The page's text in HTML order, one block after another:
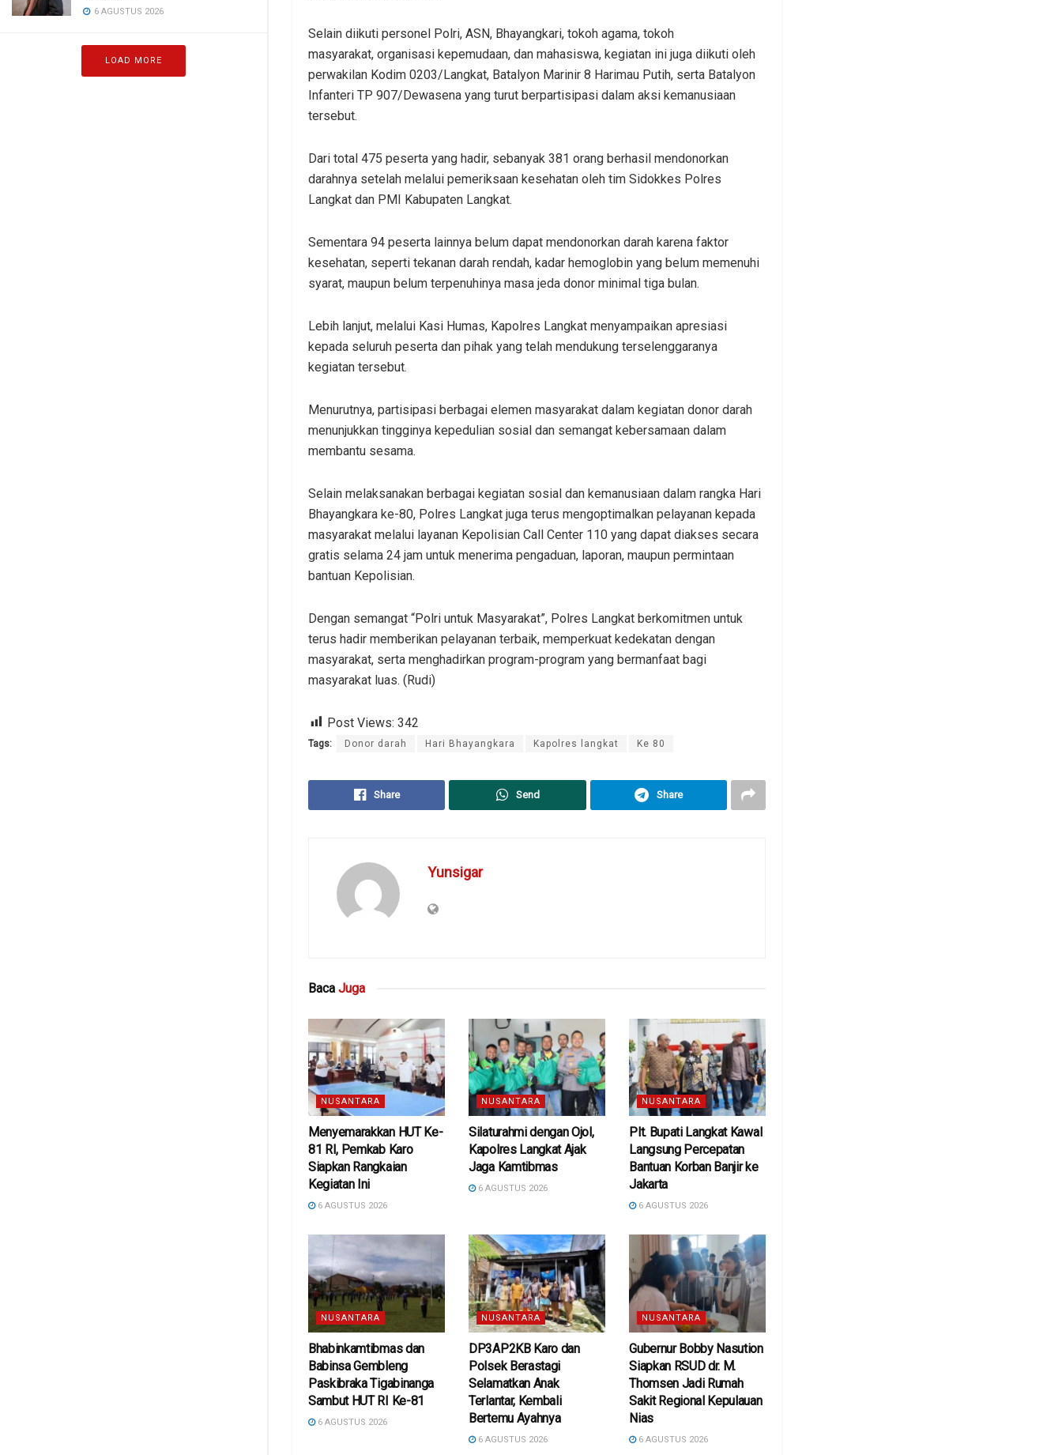
6 AGUSTUS 2026
LOAD MORE
Selain diikuti personel Polri, ASN, Bhayangkari, tokoh agama, tokoh
masyarakat, organisasi kepemudaan, dan mahasiswa, kegiatan ini juga diikuti oleh
perwakilan Kodim 0203/Langkat, Batalyon Marinir 8 Harimau Putih, serta Batalyon
Infanteri TP 907/Dewasena yang turut berpartisipasi dalam aksi kemanusiaan
tersebut.
Dari total 475 peserta yang hadir, sebanyak 381 orang berhasil mendonorkan
darahnya setelah melalui pemeriksaan kesehatan oleh tim Sidokkes Polres
Langkat dan PMI Kabupaten Langkat.
Sementara 94 peserta lainnya belum dapat mendonorkan darah karena faktor
kesehatan, seperti tekanan darah rendah, kadar hemoglobin yang belum memenuhi
syarat, maupun belum terpenuhinya masa jeda donor minimal tiga bulan.
Lebih lanjut, melalui Kasi Humas, Kapolres Langkat menyampaikan apresiasi
kepada seluruh peserta dan pihak yang telah mendukung terselenggaranya
kegiatan tersebut.
Menurutnya, partisipasi berbagai elemen masyarakat dalam kegiatan donor darah
menunjukkan tingginya kepedulian sosial dan semangat kebersamaan dalam
membantu sesama.
Selain melaksanakan berbagai kegiatan sosial dan kemanusiaan dalam rangka Hari
Bhayangkara ke-80, Polres Langkat juga terus mengoptimalkan pelayanan kepada
masyarakat melalui layanan Kepolisian Call Center 110 yang dapat diakses secara
gratis selama 24 jam untuk menerima pengaduan, laporan, maupun permintaan
bantuan Kepolisian.
Dengan semangat “Polri untuk Masyarakat”, Polres Langkat berkomitmen untuk
terus hadir memberikan pelayanan terbaik, memperkuat kedekatan dengan
masyarakat, serta menghadirkan program-program yang bermanfaat bagi
masyarakat luas. (Rudi)
Post Views: 342
Tags: Donor darah Hari Bhayangkara Kapolres langkat Ke 80
Share Send Share
Yunsigar
Baca Juga
NUSANTARA
Menyemarakkan HUT Ke-
81 RI, Pemkab Karo
Siapkan Rangkaian
Kegiatan Ini
6 AGUSTUS 2026
NUSANTARA
Silaturahmi dengan Ojol,
Kapolres Langkat Ajak
Jaga Kamtibmas
6 AGUSTUS 2026
NUSANTARA
Plt. Bupati Langkat Kawal
Langsung Percepatan
Bantuan Korban Banjir ke
Jakarta
6 AGUSTUS 2026
NUSANTARA
Bhabinkamtibmas dan
Babinsa Gembleng
Paskibraka Tigabinanga
Sambut HUT RI Ke-81
6 AGUSTUS 2026
NUSANTARA
DP3AP2KB Karo dan
Polsek Berastagi
Selamatkan Anak
Terlantar, Kembali
Bertemu Ayahnya
6 AGUSTUS 2026
NUSANTARA
Gubernur Bobby Nasution
Siapkan RSUD dr. M.
Thomsen Jadi Rumah
Sakit Regional Kepulauan
Nias
6 AGUSTUS 2026